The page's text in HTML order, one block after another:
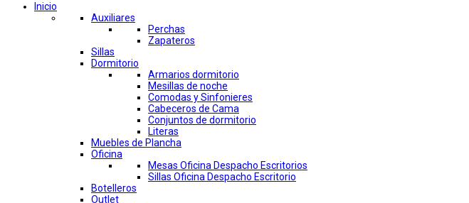
Inicio
Auxiliares
Perchas
Zapateros
Sillas
Dormitorio
Armarios dormitorio
Mesillas de noche
Comodas y Sinfonieres
Cabeceros de Cama
Conjuntos de dormitorio
Literas
Muebles de Plancha
Oficina
Mesas Oficina Despacho Escritorios
Sillas Oficina Despacho Escritorio
Botelleros
Outlet